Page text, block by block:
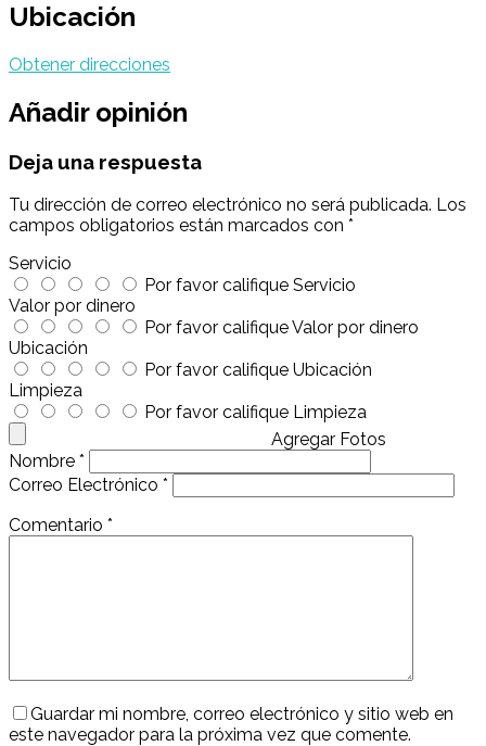
Ubicación
Obtener direcciones
Añadir opinión
Deja una respuesta
Tu dirección de correo electrónico no será publicada. Los
campos obligatorios están marcados con *
Servicio
Por favor califique Servicio
Valor por dinero
Por favor califique Valor por dinero
Ubicación
Por favor califique Ubicación
Limpieza
Por favor califique Limpieza
Agregar Fotos
Nombre *
Correo Electrónico *
Comentario *
Guardar mi nombre, correo electrónico y sitio web en
este navegador para la próxima vez que comente.